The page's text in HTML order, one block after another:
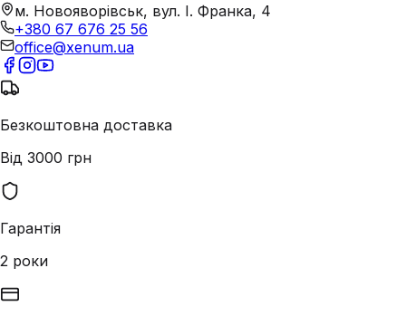
м. Новояворівськ, вул. І. Франка, 4
+380 67 676 25 56
office@xenum.ua
Безкоштовна доставка
Від 3000 грн
Гарантія
2 роки